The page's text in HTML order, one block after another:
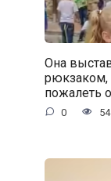
Она
рюкзаком,
пожалеть
0